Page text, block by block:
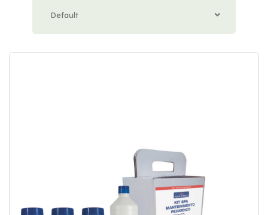
Default